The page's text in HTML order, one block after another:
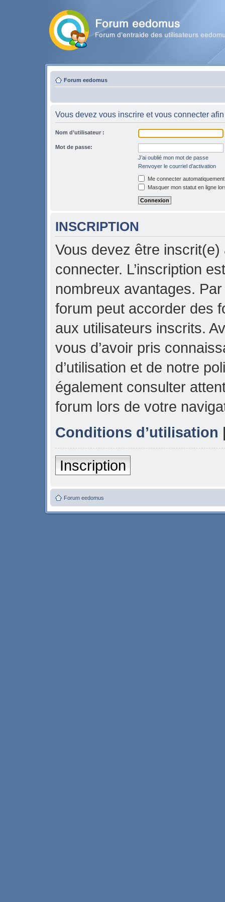
Forum eedomus
Vous devez vous inscrire et vous connecter
Nom d’utilisateur :
Mot de passe:
J’ai oublié mon mot de passe
Renvoyer le courriel d’activation
Me connecter
Masquer mon statut en ligne
INSCRIPTION
Vous devez être
connecter. L’inscription
nombreux avantages.
forum peut accorder des
aux utilisateurs inscrits.
vous d’avoir pris
d’utilisation et de notre
également consulter
forum lors de votre
Conditions d’utilisation
Inscription
Forum eedomus